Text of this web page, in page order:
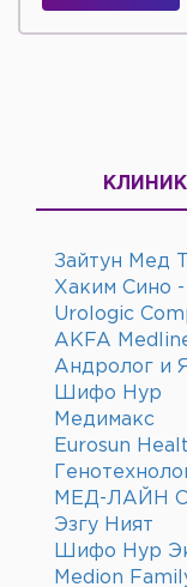
Зайтун Мед
Хаким Сино -
Urologic
AKFA
Андролог и Я
Шифо Нур
Медимакс
Eurosun
МЕД-ЛАЙН
Эзгу Ният
Шифо Нур
Medion